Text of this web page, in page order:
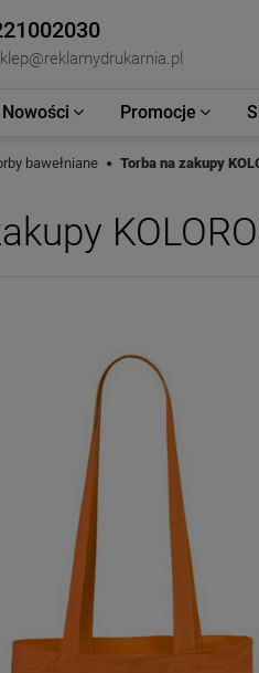
Nowości Promocje
bawełniane Torba na zakupy